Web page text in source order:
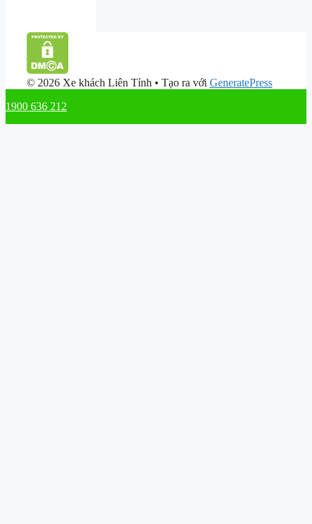
© 2026 Xe khách Liên Tỉnh • Tạo ra với GeneratePress
1900 636 212